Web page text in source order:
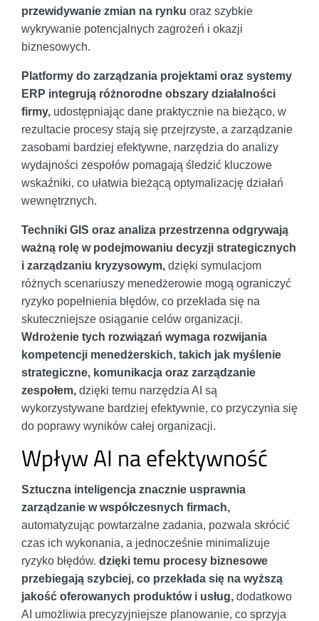
przewidywanie zmian na rynku oraz szybkie
wykrywanie potencjalnych zagrożeń i okazji
biznesowych.
Platformy do zarządzania projektami oraz systemy
ERP integrują różnorodne obszary działalności
firmy, udostępniając dane praktycznie na bieżąco, w
rezultacie procesy stają się przejrzyste, a zarządzanie
zasobami bardziej efektywne, narzędzia do analizy
wydajności zespołów pomagają śledzić kluczowe
wskaźniki, co ułatwia bieżącą optymalizację działań
wewnętrznych.
Techniki GIS oraz analiza przestrzenna odgrywają
ważną rolę w podejmowaniu decyzji strategicznych
i zarządzaniu kryzysowym, dzięki symulacjom
różnych scenariuszy menedżerowie mogą ograniczyć
ryzyko popełnienia błędów, co przekłada się na
skuteczniejsze osiąganie celów organizacji.
Wdrożenie tych rozwiązań wymaga rozwijania
kompetencji menedżerskich, takich jak myślenie
strategiczne, komunikacja oraz zarządzanie
zespołem, dzięki temu narzędzia AI są
wykorzystywane bardziej efektywnie, co przyczynia się
do poprawy wyników całej organizacji.
Wpływ AI na efektywność
Sztuczna inteligencja znacznie usprawnia
zarządzanie w współczesnych firmach,
automatyzując powtarzalne zadania, pozwala skrócić
czas ich wykonania, a jednocześnie minimalizuje
ryzyko błędów. dzięki temu procesy biznesowe
przebiegają szybciej, co przekłada się na wyższą
jakość oferowanych produktów i usług, dodatkowo
AI umożliwia precyzyjniejsze planowanie, co sprzyja